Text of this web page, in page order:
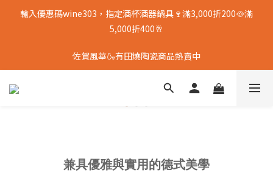
輸入優惠碼wine303，指定酒杯酒器鍋具🍷滿3,000折200🥘滿
5,000折400🥂
佐賀風華🍶有田燒陶瓷商品熱賣中
兼具優雅與實用的德式美學